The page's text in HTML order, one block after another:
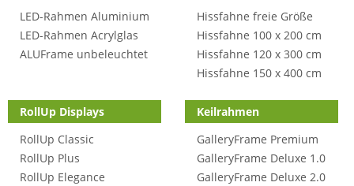
LED-Rahmen Aluminium
LED-Rahmen Acrylglas
ALUFrame unbeleuchtet
Hissfahne freie Größe
Hissfahne 100 x 200 cm
Hissfahne 120 x 300 cm
Hissfahne 150 x 400 cm
RollUp Displays
RollUp Classic
RollUp Plus
RollUp Elegance
Keilrahmen
GalleryFrame Premium
GalleryFrame Deluxe 1.0
GalleryFrame Deluxe 2.0